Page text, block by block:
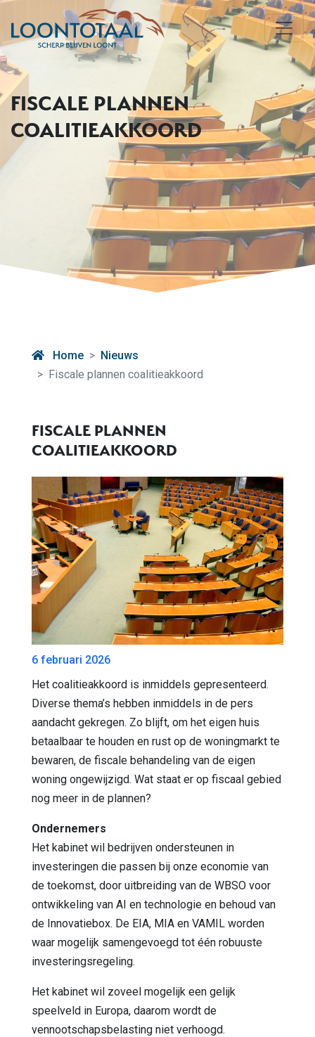
FISCALE PLANNEN
COALITIEAKKOORD
Home
Nieuws
Fiscale plannen coalitieakkoord
FISCALE PLANNEN
COALITIEAKKOORD
6 februari 2026
Het coalitieakkoord is inmiddels gepresenteerd.
Diverse thema’s hebben inmiddels in de pers
aandacht gekregen. Zo blijft, om het eigen huis
betaalbaar te houden en rust op de woningmarkt te
bewaren, de fiscale behandeling van de eigen
woning ongewijzigd. Wat staat er op fiscaal gebied
nog meer in de plannen?
Ondernemers
Het kabinet wil bedrijven ondersteunen in
investeringen die passen bij onze economie van
de toekomst, door uitbreiding van de WBSO voor
ontwikkeling van AI en technologie en behoud van
de Innovatiebox. De EIA, MIA en VAMIL worden
waar mogelijk samengevoegd tot één robuuste
investeringsregeling.
Het kabinet wil zoveel mogelijk een gelijk
speelveld in Europa, daarom wordt de
vennootschapsbelasting niet verhoogd.